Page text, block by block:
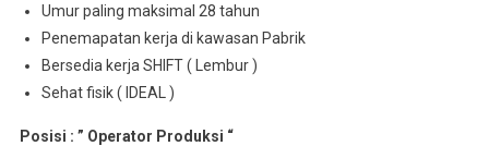
Umur paling maksimal 28 tahun
Penemapatan kerja di kawasan Pabrik
Bersedia kerja SHIFT ( Lembur )
Sehat fisik ( IDEAL )
Posisi : ” Operator Produksi “